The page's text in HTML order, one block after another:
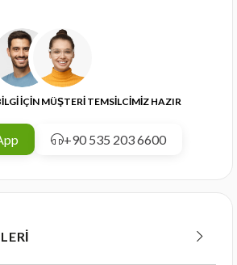
İÇİN MÜŞTERİ TEMSİLCİMİZ HAZIR
+90 535 203 6600